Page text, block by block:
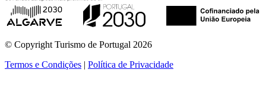
© Copyright Turismo de Portugal 2026
Termos e Condições | Política de Privacidade